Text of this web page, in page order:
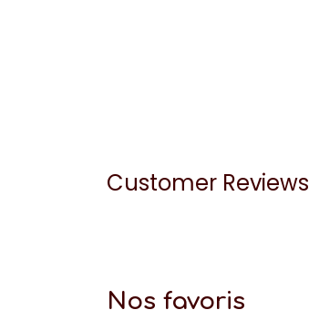
Customer Reviews
Nos favoris